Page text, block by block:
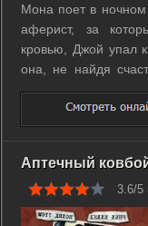
Мона поет в
аферист, за
кровью, Джой упал
она, не найдя
вены. ...
Аптечный
3.6/5